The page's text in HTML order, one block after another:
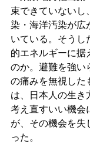
束できていない
染・海洋汚染が広
いている。そう
的エネルギーに据
のか。避難を強い
の痛みを無視した
は、日本人の生き
考え直すいい機会
が、その機会を失
った。